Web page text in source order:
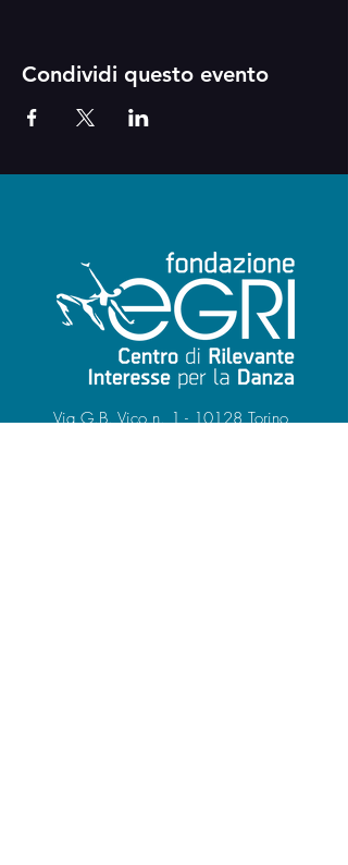
Condividi questo evento
Via G.B. Vico n. 1 - 10128 Torino